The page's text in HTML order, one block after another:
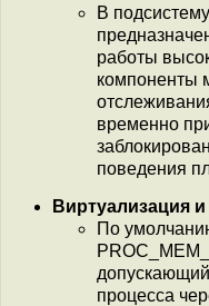
В подсистему
работы
компоненты
временно
поведения
Виртуализация
По
процесса